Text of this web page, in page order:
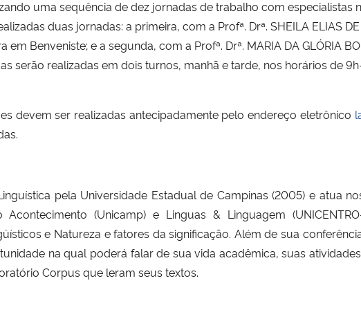
uma sequência de dez jornadas de trabalho com especialistas
duas jornadas: a primeira, com a Profª. Drª. SHEILA ELIAS
Benveniste; e a segunda, com a Profª. Drª. MARIA DA GLÓRIA
serão realizadas em dois turnos, manhã e tarde, nos horários de
devem ser realizadas antecipadamente pelo endereço eletrônico
pela Universidade Estadual de Campinas (2005) e atua
Acontecimento (Unicamp) e Linguas & Linguagem
e Natureza e fatores da significação. Além de sua
na qual poderá falar de sua vida acadêmica, suas
Corpus que leram seus textos.